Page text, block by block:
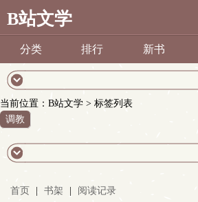
B站文学
分类 排行 新书
当前位置： B站文学 > 标签列表
调教
首页 书架 阅读记录